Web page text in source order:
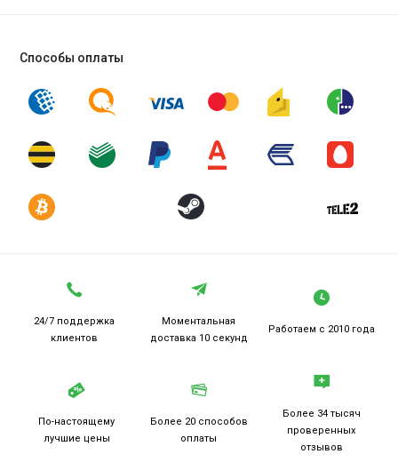
Способы оплаты
24/7 поддержка
клиентов
Моментальная
доставка 10 секунд
Работаем с 2010 года
По-настоящему
лучшие цены
Более 20 способов
оплаты
Более 34 тысяч
проверенных
отзывов